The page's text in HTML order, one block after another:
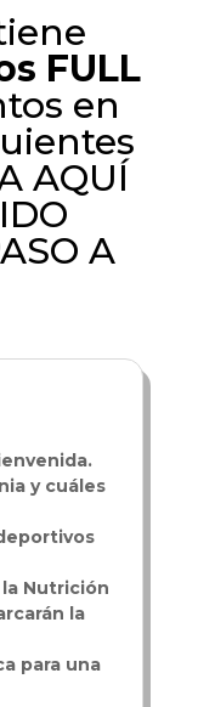
FULL
en
AQUÍ
A
y cuáles
Nutrición
la
para una